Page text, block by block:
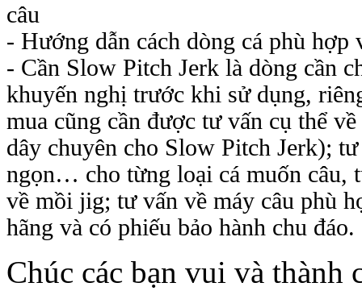
câu
- Hướng dẫn cách dòng cá phù hợp
- Cần Slow Pitch Jerk là dòng cần
khuyến nghị trước khi sử dụng,
mua cũng cần được tư vấn cụ thể
dây chuyên cho Slow Pitch Jerk);
ngọn… cho từng loại cá muốn câu,
về mồi jig; tư vấn về máy câu phù
hãng và có phiếu bảo hành chu đáo.
Chúc các bạn vui và thành